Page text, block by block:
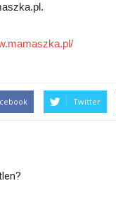
Twitter